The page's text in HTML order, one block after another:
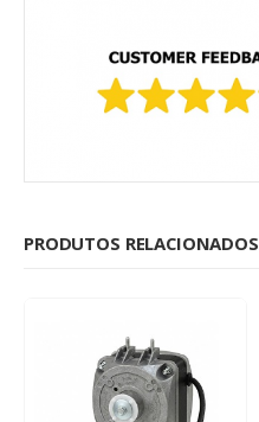
PRODUTOS RELACIONADOS